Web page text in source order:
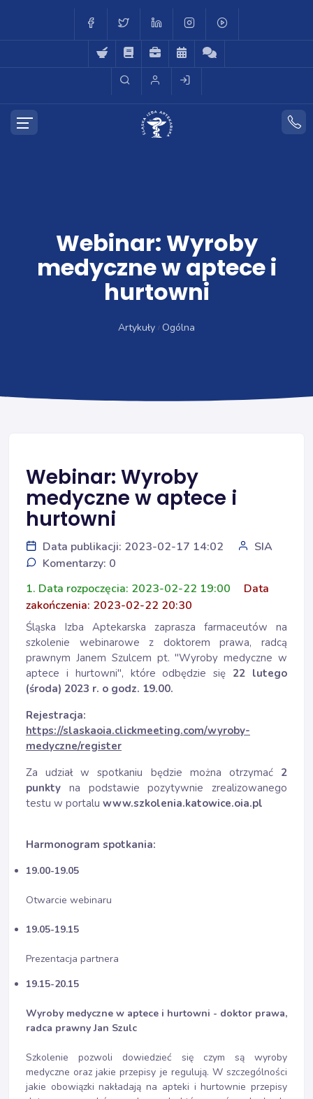
Webinar: Wyroby
medyczne w aptece i
hurtowni
Artykuły Ogólna
Webinar: Wyroby
medyczne w aptece i
hurtowni
Data publikacji: 2023-02-17 14:02
SIA
Komentarzy: 0
1. Data rozpoczęcia: 2023-02-22 19:00
Data
zakończenia: 2023-02-22 20:30
Śląska Izba Aptekarska zaprasza farmaceutów na
szkolenie webinarowe z doktorem prawa, radcą
prawnym Janem Szulcem pt. "Wyroby medyczne w
aptece i hurtowni", które odbędzie się 22 lutego
(środa) 2023 r. o godz. 19.00.
Rejestracja:
https://slaskaoia.clickmeeting.com/wyroby-
medyczne/register
Za udział w spotkaniu będzie można otrzymać 2
punkty na podstawie pozytywnie zrealizowanego
testu w portalu www.szkolenia.katowice.oia.pl
Harmonogram spotkania:
19.00-19.05
Otwarcie webinaru
19.05-19.15
Prezentacja partnera
19.15-20.15
Wyroby medyczne w aptece i hurtowni - doktor prawa,
radca prawny Jan Szulc
Szkolenie pozwoli dowiedzieć się czym są wyroby
medyczne oraz jakie przepisy je regulują. W szczególności
jakie obowiązki nakładają na apteki i hurtownie przepisy